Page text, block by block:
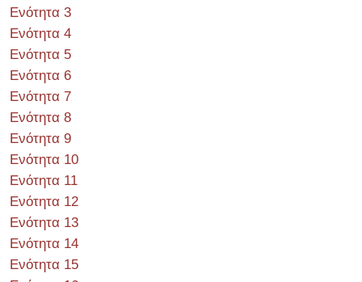
Ενότητα 3
Ενότητα 4
Ενότητα 5
Ενότητα 6
Ενότητα 7
Ενότητα 8
Ενότητα 9
Ενότητα 10
Ενότητα 11
Ενότητα 12
Ενότητα 13
Ενότητα 14
Ενότητα 15